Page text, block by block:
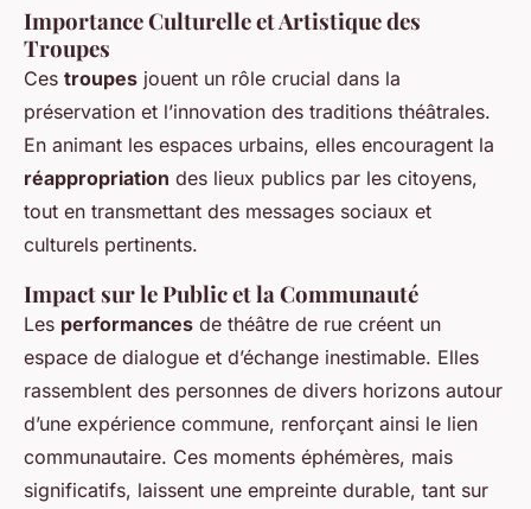
Importance Culturelle et Artistique des
Troupes
Ces troupes jouent un rôle crucial dans la
préservation et l’innovation des traditions théâtrales.
En animant les espaces urbains, elles encouragent la
réappropriation des lieux publics par les citoyens,
tout en transmettant des messages sociaux et
culturels pertinents.
Impact sur le Public et la Communauté
Les performances de théâtre de rue créent un
espace de dialogue et d’échange inestimable. Elles
rassemblent des personnes de divers horizons autour
d’une expérience commune, renforçant ainsi le lien
communautaire. Ces moments éphémères, mais
significatifs, laissent une empreinte durable, tant sur